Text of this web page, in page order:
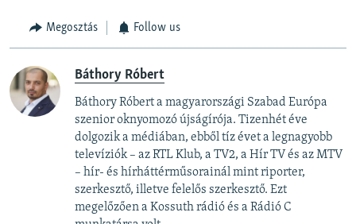
Megosztás Follow us
Báthory Róbert
Báthory Róbert a magyarországi Szabad Európa
szenior oknyomozó újságírója. Tizenhét éve
dolgozik a médiában, ebből tíz évet a legnagyobb
televíziók – az RTL Klub, a TV2, a Hír TV és az MTV
– hír- és hírháttérműsorainál mint riporter,
szerkesztő, illetve felelős szerkesztő. Ezt
megelőzően a Kossuth rádió és a Rádió C